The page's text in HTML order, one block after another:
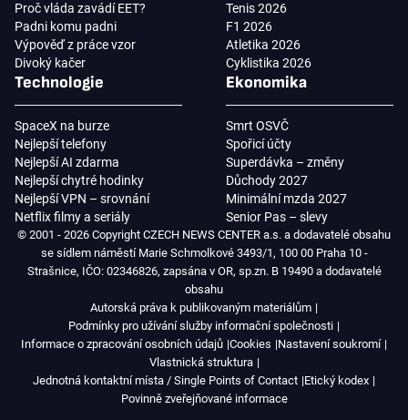
Proč vláda zavádí EET?
Padni komu padni
Výpověď z práce vzor
Divoký kačer
Tenis 2026
F1 2026
Atletika 2026
Cyklistika 2026
Technologie
SpaceX na burze
Nejlepší telefony
Nejlepší AI zdarma
Nejlepší chytré hodinky
Nejlepší VPN – srovnání
Netflix filmy a seriály
Ekonomika
Smrt OSVČ
Spořicí účty
Superdávka – změny
Důchody 2027
Minimální mzda 2027
Senior Pas – slevy
© 2001 - 2026 Copyright CZECH NEWS CENTER a.s. a dodavatelé obsahu
se sídlem náměstí Marie Schmolkové 3493/1, 100 00 Praha 10 -
Strašnice, IČO: 02346826, zapsána v OR, sp.zn. B 19490 a dodavatelé
obsahu
Autorská práva k publikovaným materiálům
Podmínky pro užívání služby informační společnosti
Informace o zpracování osobních údajů Cookies Nastavení soukromí
Vlastnická struktura
Jednotná kontaktní místa / Single Points of Contact Etický kodex
Povinně zveřejňované informace